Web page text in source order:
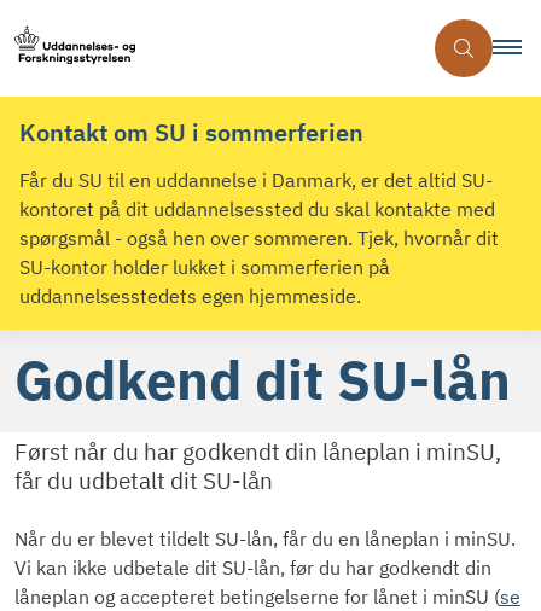
Kontakt om SU i sommerferien
Får du SU til en uddannelse i Danmark, er det altid SU-
kontoret på dit uddannelsessted du skal kontakte med
spørgsmål - også hen over sommeren. Tjek, hvornår dit
SU-kontor holder lukket i sommerferien på
uddannelsesstedets egen hjemmeside.
Godkend dit SU-lån
Først når du har godkendt din låneplan i minSU,
får du udbetalt dit SU-lån
Når du er blevet tildelt SU-lån, får du en låneplan i minSU.
Vi kan ikke udbetale dit SU-lån, før du har godkendt din
låneplan og accepteret betingelserne for lånet i minSU (se